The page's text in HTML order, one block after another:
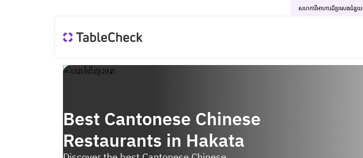
សហការីអាហារដ៏ប្រសេងជំនួយ
Best Cantonese Chinese
Restaurants in Hakata